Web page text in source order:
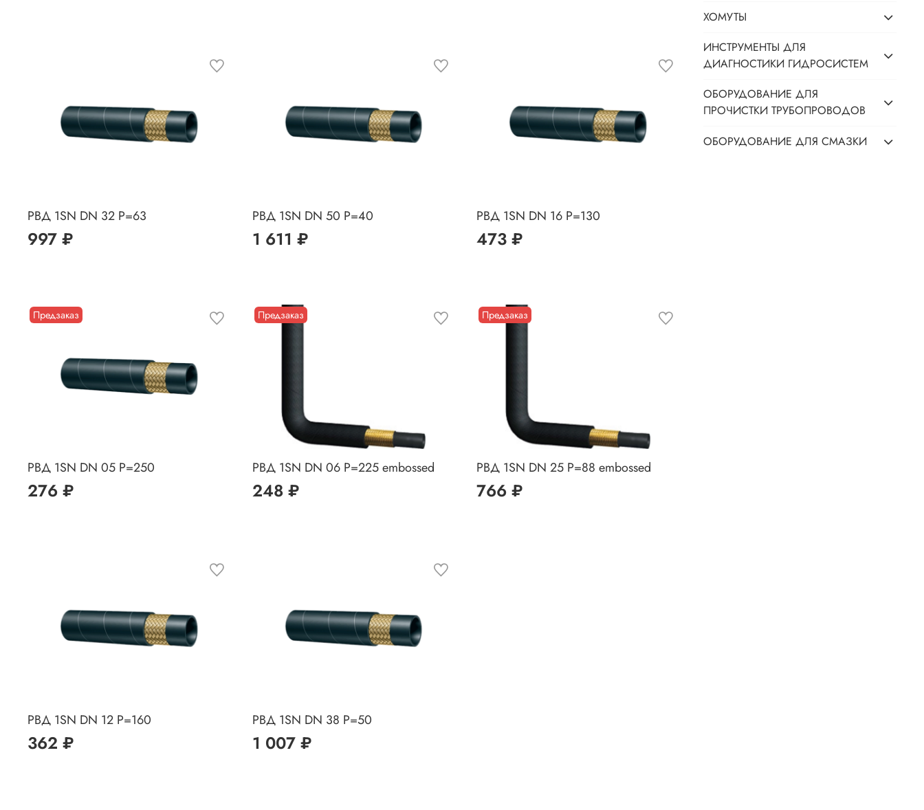
РВД 1SN DN 32 P=63
997 ₽
РВД 1SN DN 50 P=40
1 611 ₽
РВД 1SN DN 16 P=130
473 ₽
Предзаказ
РВД 1SN DN 05 P=250
276 ₽
Предзаказ
РВД 1SN DN 06 P=225 embossed
248 ₽
Предзаказ
РВД 1SN DN 25 P=88 embossed
766 ₽
РВД 1SN DN 12 P=160
362 ₽
РВД 1SN DN 38 P=50
1 007 ₽
ХОМУТЫ
ИНСТРУМЕНТЫ ДЛЯ
ДИАГНОСТИКИ ГИДРОСИСТЕМ
ОБОРУДОВАНИЕ ДЛЯ
ПРОЧИСТКИ ТРУБОПРОВОДОВ
ОБОРУДОВАНИЕ ДЛЯ СМАЗКИ